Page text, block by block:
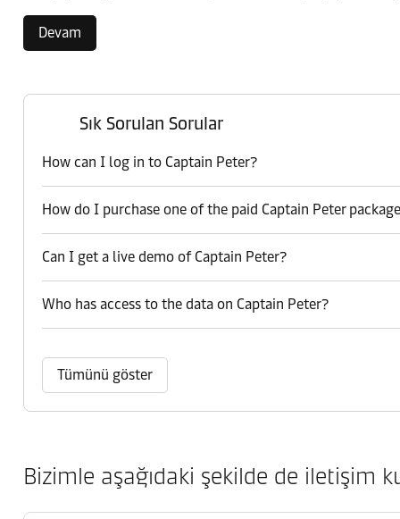
Devam
Sık Sorulan Sorular
How can I log in to Captain Peter?
How do I purchase one of the paid Captain Peter
Can I get a live demo of Captain Peter?
Who has access to the data on Captain Peter?
Tümünü göster
Bizimle aşağıdaki şekilde de iletişim